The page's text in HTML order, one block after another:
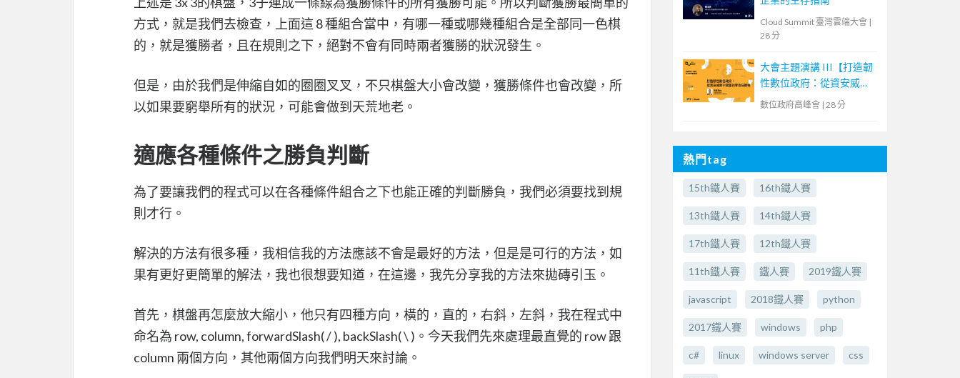
方式，就是我們去檢查，上面這 8 種組合當中，有哪一種或哪幾種組合是全部同一色棋
的，就是獲勝者，且在規則之下，絕對不會有同時兩者獲勝的狀況發生。
但是，由於我們是伸縮自如的圈圈叉叉，不只棋盤大小會改變，獲勝條件也會改變，所
以如果要窮舉所有的狀況，可能會做到天荒地老。
適應各種條件之勝負判斷
為了要讓我們的程式可以在各種條件組合之下也能正確的判斷勝負，我們必須要找到規
則才行。
解決的方法有很多種，我相信我的方法應該不會是最好的方法，但是是可行的方法，如
果有更好更簡單的解法，我也很想要知道，在這邊，我先分享我的方法來拋磚引玉。
首先，棋盤再怎麼放大縮小，他只有四種方向，橫的，直的，右斜，左斜，我在程式中
命名為 row, column, forwardSlash( / ), backSlash( \ )。今天我們先來處理最直覺的 row 跟
column 兩個方向，其他兩個方向我們明天來討論。
Cloud Summit 臺灣雲端大會 |
28 分
大會主題演講 III【打造韌
性數位政府：從資安威脅
中突圍的零信任策略】
數位政府高峰會 | 28 分
熱門tag
15th鐵人賽 16th鐵人賽
13th鐵人賽 14th鐵人賽
17th鐵人賽 12th鐵人賽
11th鐵人賽 鐵人賽 2019鐵人賽
javascript 2018鐵人賽 python
2017鐵人賽 windows php
c# linux windows server css